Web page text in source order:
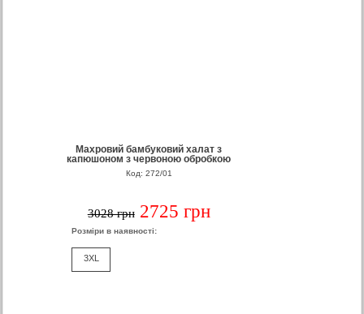
Махровий бамбуковий халат з
капюшоном з червоною обробкою
Код: 272/01
3028 грн 2725 грн
Розміри в наявності:
3XL